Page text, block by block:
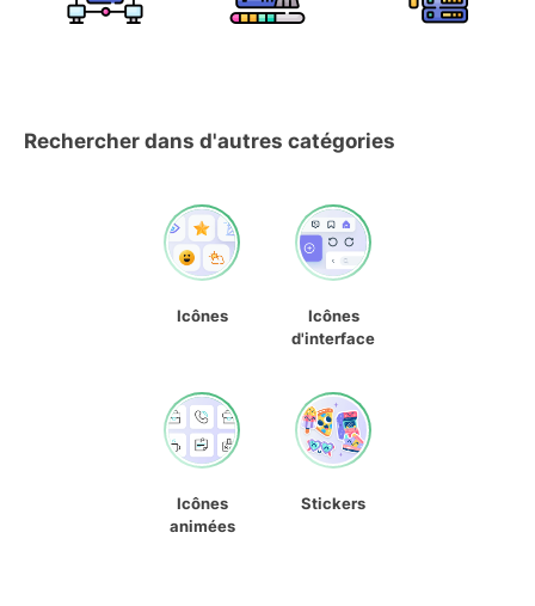
Rechercher dans d'autres catégories
Icônes
Icônes
d'interface
Icônes
animées
Stickers